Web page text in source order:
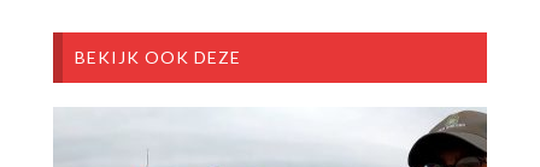
BEKIJK OOK DEZE